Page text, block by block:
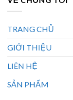
TRANG CHỦ
GIỚI THIỆU
LIÊN HỆ
SẢN PHẨM